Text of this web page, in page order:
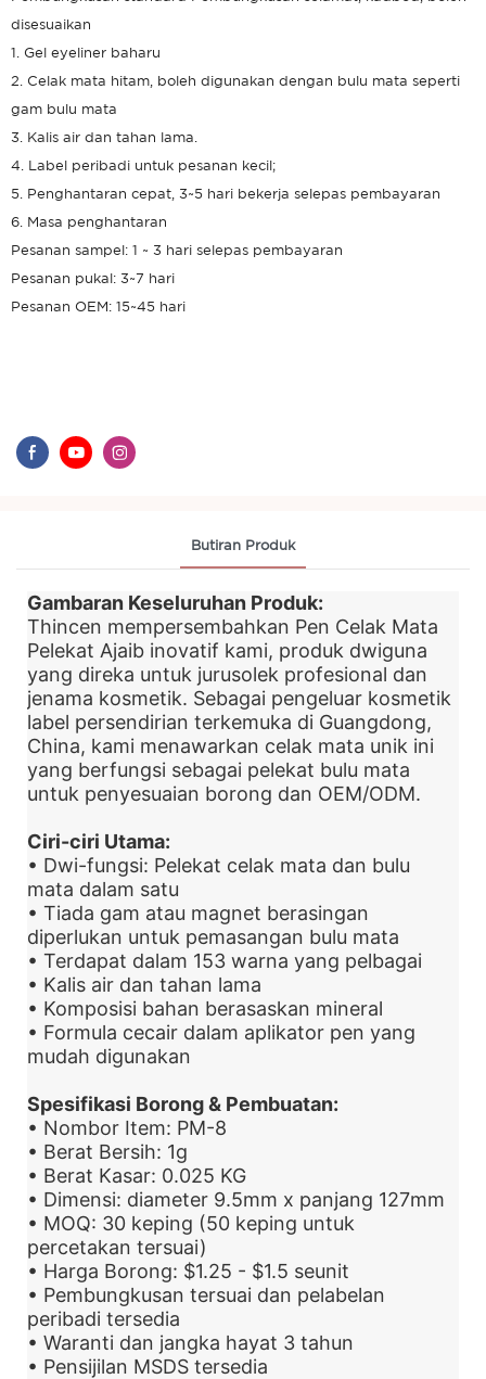
disesuaikan
1. Gel eyeliner baharu
2. Celak mata hitam, boleh digunakan dengan bulu mata seperti
gam bulu mata
3. Kalis air dan tahan lama.
4. Label peribadi untuk pesanan kecil;
5. Penghantaran cepat, 3~5 hari bekerja selepas pembayaran
6. Masa penghantaran
Pesanan sampel: 1 ~ 3 hari selepas pembayaran
Pesanan pukal: 3~7 hari
Pesanan OEM: 15~45 hari
Butiran Produk
Gambaran Keseluruhan Produk:
Thincen mempersembahkan Pen Celak Mata
Pelekat Ajaib inovatif kami, produk dwiguna
yang direka untuk jurusolek profesional dan
jenama kosmetik. Sebagai pengeluar kosmetik
label persendirian terkemuka di Guangdong,
China, kami menawarkan celak mata unik ini
yang berfungsi sebagai pelekat bulu mata
untuk penyesuaian borong dan OEM/ODM.
Ciri-ciri Utama:
• Dwi-fungsi: Pelekat celak mata dan bulu
mata dalam satu
• Tiada gam atau magnet berasingan
diperlukan untuk pemasangan bulu mata
• Terdapat dalam 153 warna yang pelbagai
• Kalis air dan tahan lama
• Komposisi bahan berasaskan mineral
• Formula cecair dalam aplikator pen yang
mudah digunakan
Spesifikasi Borong & Pembuatan:
• Nombor Item: PM-8
• Berat Bersih: 1g
• Berat Kasar: 0.025 KG
• Dimensi: diameter 9.5mm x panjang 127mm
• MOQ: 30 keping (50 keping untuk
percetakan tersuai)
• Harga Borong: $1.25 - $1.5 seunit
• Pembungkusan tersuai dan pelabelan
peribadi tersedia
• Waranti dan jangka hayat 3 tahun
• Pensijilan MSDS tersedia